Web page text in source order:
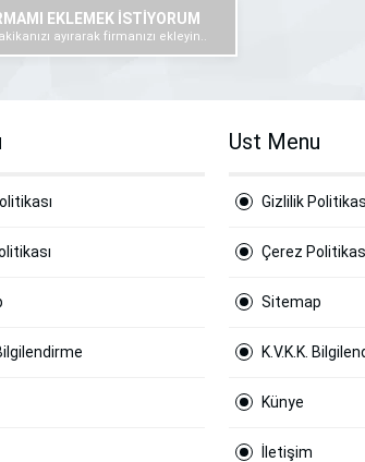
EKLEMEK İSTİYORUM
ayırarak firmanızı ekleyin..
Ust Menu
Gizlilik
Çerez
Sitemap
K.V.K.K.
Künye
İletişim